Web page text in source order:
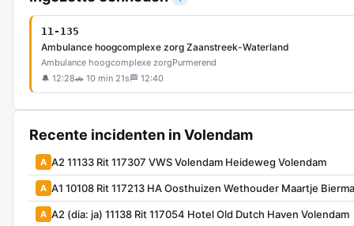
11-135
Ambulance hoogcomplexe zorg Zaanstreek-Waterland
Ambulance hoogcomplexe zorgPurmerend
🔔 12:28🚗 10 min 21s 🏁 12:40
Recente incidenten in Volendam
A A2 11133 Rit 117307 VWS Volendam Heideweg Volendam
A A1 10108 Rit 117213 HA Oosthuizen Wethouder Maartje
A A2 (dia: ja) 11138 Rit 117054 Hotel Old Dutch Haven Volendam